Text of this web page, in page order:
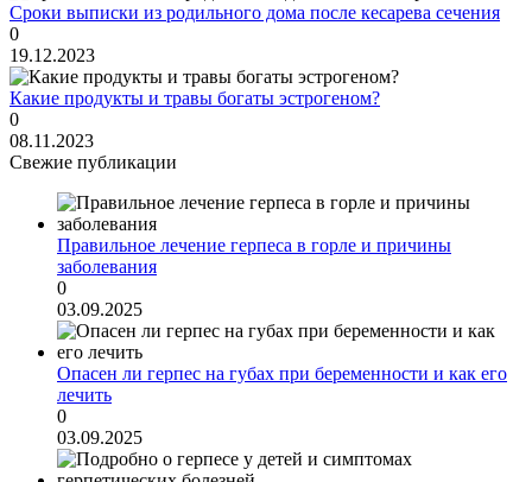
Сроки выписки из родильного дома после кесарева сечения
0
19.12.2023
Какие продукты и травы богаты эстрогеном?
0
08.11.2023
Свежие публикации
Правильное лечение герпеса в горле и причины
заболевания
0
03.09.2025
Опасен ли герпес на губах при беременности и как его
лечить
0
03.09.2025